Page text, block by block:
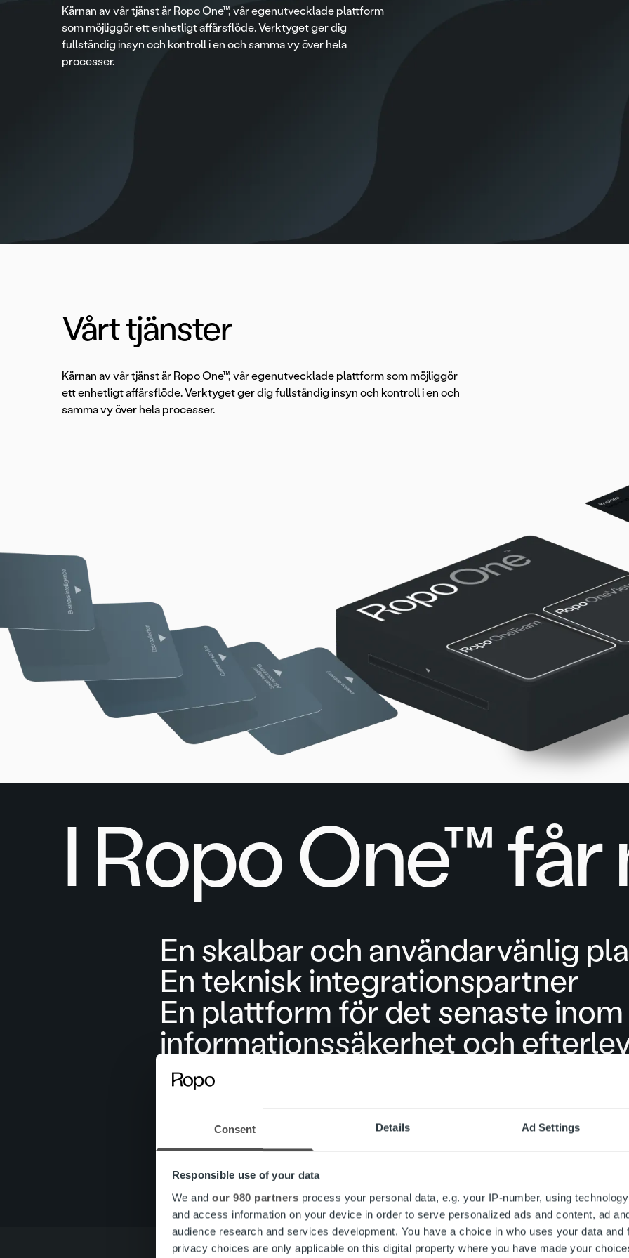
Consent Details Ad Settings
Responsible use of your data
We and our 980 partners process your personal data, e.g. your IP-number, using
and access information on your device in order to serve personalized ads and content, ad
audience research and services development. You have a choice in who uses your data and
privacy choices are only applicable on this digital property where you have made your
Kärnan av vår tjänst är Ropo One™, vår egenutvecklade plattform
som möjliggör ett enhetligt affärsflöde. Verktyget ger dig
fullständig insyn och kontroll i en och samma vy över hela
processer.
Vårt tjänster
Kärnan av vår tjänst är Ropo One™, vår egenutvecklade plattform som möjliggör
ett enhetligt affärsflöde. Verktyget ger dig fullständig insyn och kontroll i en och
samma vy över hela processer.
I Ropo One™ får
En skalbar och användarvänlig
En teknisk integrationspartner
En plattform för det senaste
informationssäkerhet och
Automatiserade arbetsflöden
Ett heltäckande gränssnitt
En partner för hela processen
Ett dedikerat team av specialister